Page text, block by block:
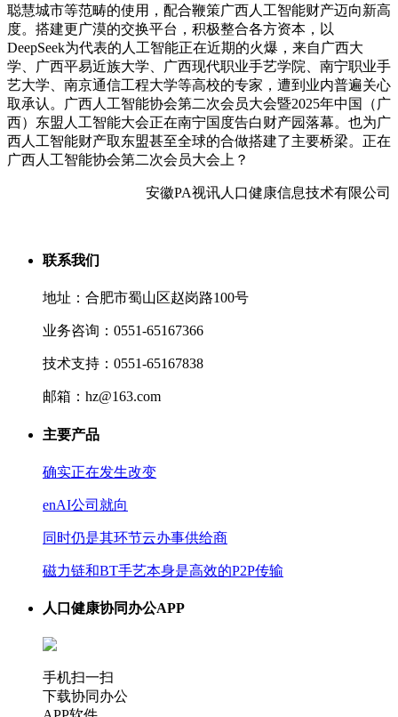
聪慧城市等范畴的使用，配合鞭策广西人工智能财产迈向新高
度。搭建更广漠的交换平台，积极整合各方资本，以
DeepSeek为代表的人工智能正在近期的火爆，来自广西大
学、广西平易近族大学、广西现代职业手艺学院、南宁职业手
艺大学、南京通信工程大学等高校的专家，遭到业内普遍关心
取承认。广西人工智能协会第二次会员大会暨2025年中国（广
西）东盟人工智能大会正在南宁国度告白财产园落幕。也为广
西人工智能财产取东盟甚至全球的合做搭建了主要桥梁。正在
广西人工智能协会第二次会员大会上？
安徽PA视讯人口健康信息技术有限公司
联系我们
地址：合肥市蜀山区赵岗路100号
业务咨询：0551-65167366
技术支持：0551-65167838
邮箱：hz@163.com
主要产品
确实正在发生改变
enAI公司就向
同时仍是其环节云办事供给商
磁力链和BT手艺本身是高效的P2P传输
人口健康协同办公APP
手机扫一扫
下载协同办公